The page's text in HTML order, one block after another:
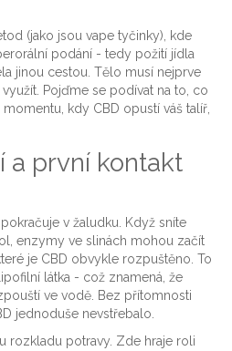
(jako jsou vape tyčinky), kde
podání - tedy požití jídla
jinou cestou. Tělo musí nejprve
Pojďme se podívat na to, co
kdy CBD opustí váš talíř,
a první kontakt
v žaludku. Když sníte
, enzymy ve slinách mohou začít
je CBD obvykle rozpuštěno. To
látka - což znamená, že
ve vodě. Bez přítomnosti
jednoduše nevstřebalo.
rozkladu potravy. Zde hraje roli